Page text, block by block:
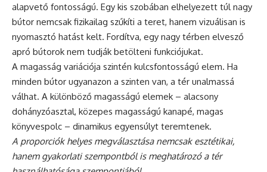
alapvető fontosságú. Egy kis szobában elhelyezett túl nagy
bútor nemcsak fizikailag szűkíti a teret, hanem vizuálisan is
nyomasztó hatást kelt. Fordítva, egy nagy térben elvesző
apró bútorok nem tudják betölteni funkciójukat.
A magasság variációja szintén kulcsfontosságú elem. Ha
minden bútor ugyanazon a szinten van, a tér unalmassá
válhat. A különböző magasságú elemek – alacsony
dohányzóasztal, közepes magasságú kanapé, magas
könyvespolc – dinamikus egyensúlyt teremtenek.
A proporciók helyes megválasztása nemcsak esztétikai,
hanem gyakorlati szempontból is meghatározó a tér